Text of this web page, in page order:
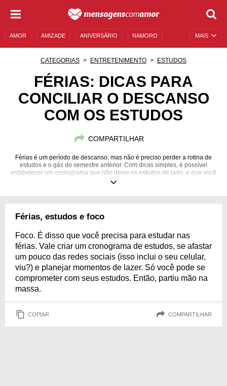
MAIS
AMOR AMIZADE ANIVERSÁRIO NAMORO
UNIVERSO FEMININO
MENSAGENS E FRASES MENSAGENS DE ANIVERSÁRIO
ENTRETENIMENTO FAMOSOS BÍBLIA
CATEGORIAS ENTRETENIMENTO ESTUDOS
FÉRIAS: DICAS PARA
CONCILIAR O DESCANSO
COM OS ESTUDOS
COMPARTILHAR
Férias é um período de descanso, mas não é preciso perder a rotina de
estudos e o gás do semestre anterior. Com dicas simples, é possível
estabelecer um cronograma que não deixe os estudos de lado, e que você
consiga renovar suas energias. Confira como conciliar seu descanso com
Férias, estudos e foco
Foco. É disso que você precisa para estudar nas
férias. Vale criar um cronograma de estudos, se afastar
um pouco das redes sociais (isso inclui o seu celular,
viu?) e planejar momentos de lazer. Só você pode se
comprometer com seus estudos. Então, partiu mão na
massa.
COPIAR COMPARTILHAR